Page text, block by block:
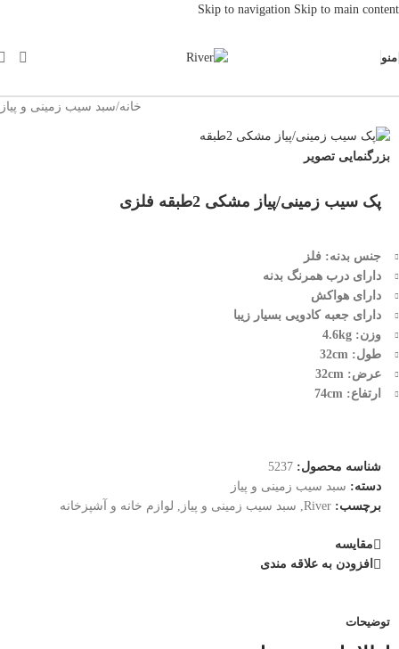
Skip to navigation Skip to main content
منو
خانه/سبد سیب زمینی و پیاز
بزرگنمایی تصویر
پک سیب زمینی/پیاز مشکی 2طبقه فلزی
جنس بدنه: فلز
دارای درب همرنگ بدنه
دارای هواکش
دارای جعبه کادویی بسیار زیبا
وزن: 4.6kg
طول: 32cm
عرض: 32cm
ارتفاع: 74cm
شناسه محصول: 5237
دسته: سبد سیب زمینی و پیاز
برچسب: River سبد سیب زمینی و پیاز لوازم خانه و آشپزخانه
مقایسه
افزودن به علاقه مندی
توضیحات